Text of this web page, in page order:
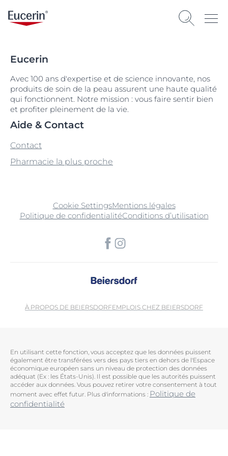
Eucerin
Avec 100 ans d'expertise et de science innovante, nos
produits de soin de la peau assurent une haute qualité
qui fonctionnent. Notre mission : vous faire sentir bien
et profiter pleinement de la vie.
Aide & Contact
Contact
Pharmacie la plus proche
Cookie SettingsMentions légales
Politique de confidentialitéConditions d’utilisation
À PROPOS DE BEIERSDORFEMPLOIS CHEZ BEIERSDORF
En utilisant cette fonction, vous acceptez que les données puissent
également être transférées vers des pays tiers en dehors de l'Espace
économique européen sans un niveau de protection des données
adéquat (Ex : les États-Unis). Il est possible que les autorités puissent
accéder aux données. Vous pouvez retirer votre consentement à tout
moment avec effet futur. Plus d'informations : Politique de
confidentialité